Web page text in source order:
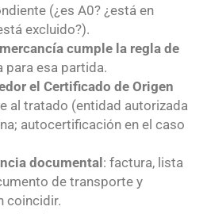
(¿es A0? ¿está en
excluido?).
cumple la regla de
para esa partida.
el Certificado de Origen
al tratado (entidad autorizada
autocertificación en el caso
documental : factura, lista
de transporte y
coincidir.